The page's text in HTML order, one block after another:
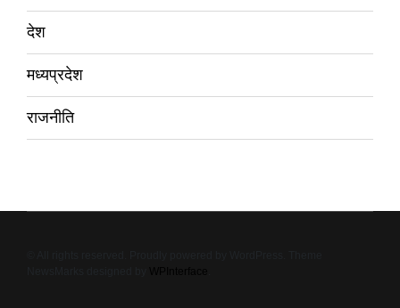
देश
मध्यप्रदेश
राजनीति